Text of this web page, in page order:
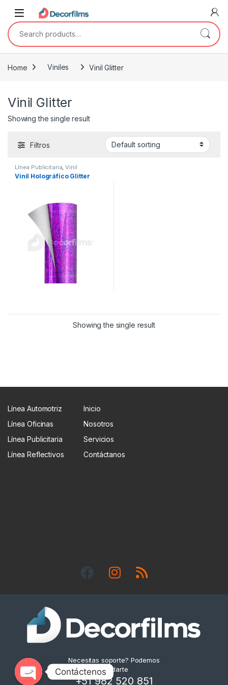
Search for:
Home Viniles Vinil Glitter
Vinil Glitter
Showing the single result
Filtros
Línea Publicitaria ,Vinil
Escarchado - 3D , Vinil Glitter
Vinil Holográfico,Viniles
Vinil Holográfico Glitter
Showing the single result
Línea Automotriz
Línea Oficinas
Línea Publicitaria
Línea Reflectivos
Inicio
Nosotros
Servicios
Contáctanos
Necesitas soporte? Podemos
ayudarte
+51 982 520 851